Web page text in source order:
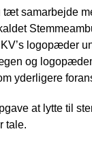
tæt samarbejde
logopæder
og
yderligere
at lytte til
tale.